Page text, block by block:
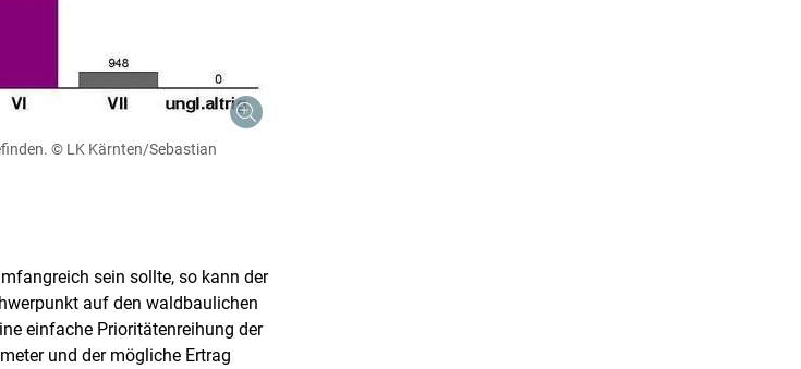
© LK Kärnten/Sebastian
sein sollte, so kann der
auf den waldbaulichen
einfache Prioritätenreihung der
und der mögliche Ertrag